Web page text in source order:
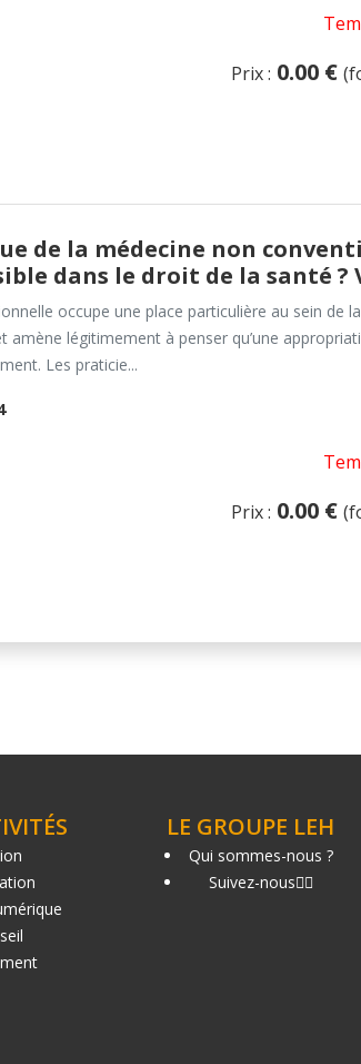
Prix : 0.00 €
de la médecine non
dans le droit de la santé ?
occupe une place particulière au sein de
amène légitimement à penser qu’une
Les praticie...
Prix : 0.00 €
LE GROUPE LEH
Qui sommes-nous ?
Suivez-nous